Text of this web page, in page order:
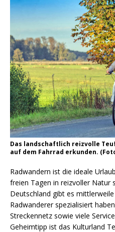
Das landschaftlich reizvolle
auf dem Fahrrad erkunden.
Radwandern ist die ideale
freien Tagen in reizvoller Natur
Deutschland gibt es
Radwanderer spezialisiert
Streckennetz sowie viele
Geheimtipp ist das Kulturland